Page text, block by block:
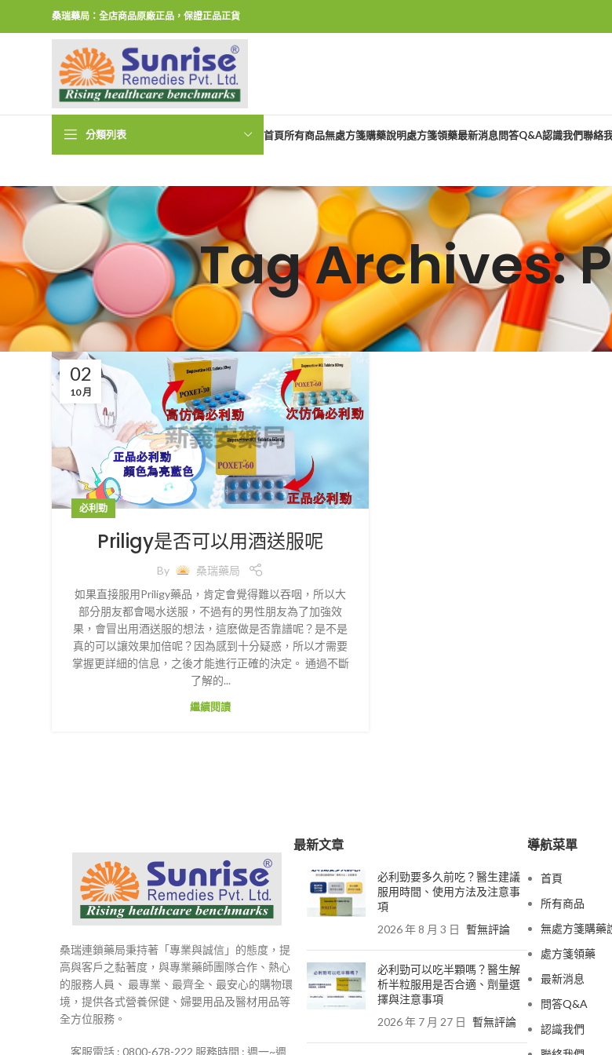
桑瑞藥局：全店商品原廠正品，保證正品正貨
分類列表 首頁所有商品無處方箋購藥說明處方箋領藥最新消息問答Q&A認識我們聯絡
Tag Archives:
02
10 月
必利勁
Priligy是否可以用酒送服呢
By
桑瑞藥局
如果直接服用Priligy藥品，肯定會覺得難以吞咽，所以大
部分朋友都會喝水送服，不過有的男性朋友為了加強效
果，會冒出用酒送服的想法，這麽做是否靠譜呢？是不是
真的可以讓效果加倍呢？因為感到十分疑惑，所以才需要
掌握更詳細的信息，之後才能進行正確的決定。 通過不斷
了解的...
繼續閱讀
桑瑞連鎖藥局秉持著「專業與誠信」的態度，提
高與客戶之黏著度，與專業藥師團隊合作、熱心
的服務人員、 最專業、最齊全、最安心的購物環
境，提供各式營養保健、婦嬰用品及醫材用品等
全方位服務。
客服電話 : 0800-678-222 服務時間 : 週一~週
最新文章
必利勁要多久前吃？醫生建議
服用時間、使用方法及注意事
項
2026 年 8 月 3 日 暫無評論
必利勁可以吃半顆嗎？醫生解
析半粒服用是否合適、劑量選
擇與注意事項
2026 年 7 月 27 日 暫無評論
導航菜單
首頁
所有商品
無處方箋購藥
處方箋領藥
最新消息
問答Q&A
認識我們